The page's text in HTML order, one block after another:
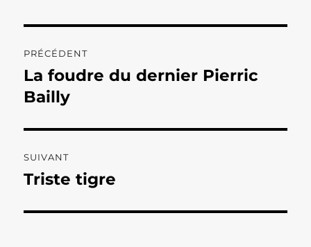
de
l’article
PRÉCÉDENT
Publication
précédente :
La foudre du dernier Pierric
Bailly
SUIVANT
Publication
Triste tigre